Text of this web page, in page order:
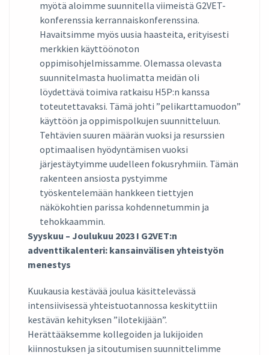
myötä aloimme suunnitella viimeistä G2VET-
konferenssia kerrannaiskonferenssina.
Havaitsimme myös uusia haasteita, erityisesti
merkkien käyttöönoton
oppimisohjelmissamme. Olemassa olevasta
suunnitelmasta huolimatta meidän oli
löydettävä toimiva ratkaisu H5P:n kanssa
toteutettavaksi. Tämä johti ”pelikarttamuodon”
käyttöön ja oppimispolkujen suunnitteluun.
Tehtävien suuren määrän vuoksi ja resurssien
optimaalisen hyödyntämisen vuoksi
järjestäytyimme uudelleen fokusryhmiin. Tämän
rakenteen ansiosta pystyimme
työskentelemään hankkeen tiettyjen
näkökohtien parissa kohdennetummin ja
tehokkaammin.
Syyskuu – Joulukuu 2023 I G2VET:n
adventtikalenteri: kansainvälisen yhteistyön
menestys
Kuukausia kestävää joulua käsittelevässä
intensiivisessä yhteistuotannossa keskityttiin
kestävän kehityksen ”ilotekijään”.
Herättääksemme kollegoiden ja lukijoiden
kiinnostuksen ja sitoutumisen suunnittelimme